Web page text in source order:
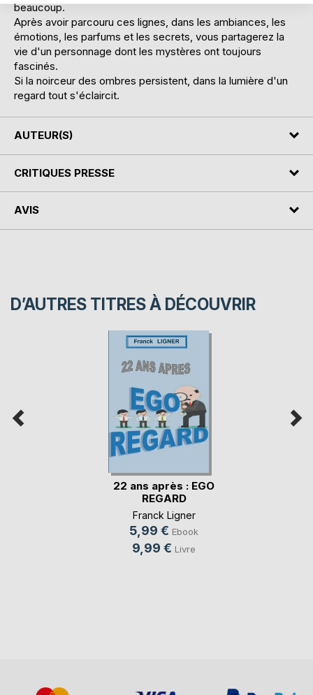
beaucoup.
Après avoir parcouru ces lignes, dans les ambiances, les
émotions, les parfums et les secrets, vous partagerez la
vie d'un personnage dont les mystères ont toujours
fascinés.
Si la noirceur des ombres persistent, dans la lumière d'un
regard tout s'éclaircit.
AUTEUR(S)
CRITIQUES PRESSE
AVIS
D’AUTRES TITRES À DÉCOUVRIR
22 ans après : EGO
REGARD
Franck Ligner
5,99 € Ebook
9,99 € Livre